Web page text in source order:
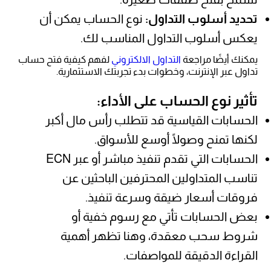
تحديد أسلوب التداول: نوع الحساب يمكن أن
يعكس أسلوب التداول المناسب لك.
يمكنك أيضًا مراجعة التداول الالكتروني لفهم كيفية فتح حساب
تداول عبر الإنترنت، وخطوات بدء تجربتك الاستثمارية.
تأثير نوع الحساب على الأداء:
الحسابات القياسية قد تتطلب رأس مال أكبر
لكنها تمنح وصولًا أوسع للأسواق.
الحسابات التي تقدم تنفيذ مباشر أو عبر ECN
تناسب المتداولين المحترفين الباحثين عن
فروقات أسعار ضيقة وسرعة تنفيذ.
بعض الحسابات تأتي مع رسوم خفية أو
شروط سحب معقدة، وهنا تظهر أهمية
القراءة الدقيقة للمواصفات.